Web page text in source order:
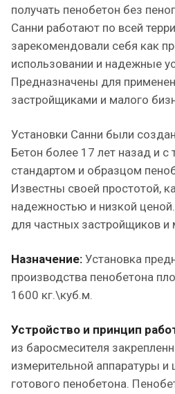
получать пенобетон без
Санни работают по всей
зарекомендовали себя как
использовании и надежные
Предназначены для
застройщиками и малого
Установки Санни были
Бетон более 17 лет назад и с
стандартом и образцом
Известны своей простотой,
надежностью и низкой
для частных застройщиков и
Назначение: Установка
производства пенобетона
1600 кг.\куб.м.
Устройство и принцип
из баросмесителя
измерительной аппаратуры и
готового пенобетона.